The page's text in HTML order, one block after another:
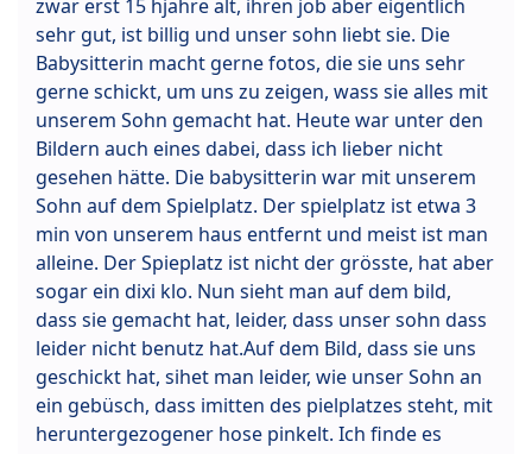
zwar erst 15 hjahre alt, ihren job aber eigentlich
sehr gut, ist billig und unser sohn liebt sie. Die
Babysitterin macht gerne fotos, die sie uns sehr
gerne schickt, um uns zu zeigen, wass sie alles mit
unserem Sohn gemacht hat. Heute war unter den
Bildern auch eines dabei, dass ich lieber nicht
gesehen hätte. Die babysitterin war mit unserem
Sohn auf dem Spielplatz. Der spielplatz ist etwa 3
min von unserem haus entfernt und meist ist man
alleine. Der Spieplatz ist nicht der grösste, hat aber
sogar ein dixi klo. Nun sieht man auf dem bild,
dass sie gemacht hat, leider, dass unser sohn dass
leider nicht benutz hat.Auf dem Bild, dass sie uns
geschickt hat, sihet man leider, wie unser Sohn an
ein gebüsch, dass imitten des pielplatzes steht, mit
heruntergezogener hose pinkelt. Ich finde es